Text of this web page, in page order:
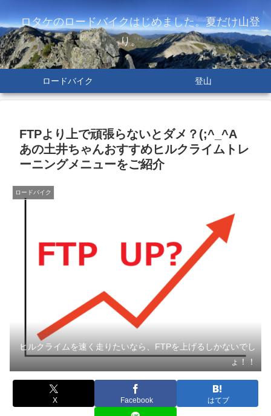
ロタケのロードバイクはじめました。夏だけ山登
り。
ロードバイク 登山
FTPより上で頑張らないとダメ？(;^_^A
あの土井ちゃんおすすめヒルクライムトレ
ーニングメニューをご紹介
ロードバイク
ヒルクライムを速く走りたいなら、FTPを上げるしかないでし
ょ！！
X Facebook はてブ